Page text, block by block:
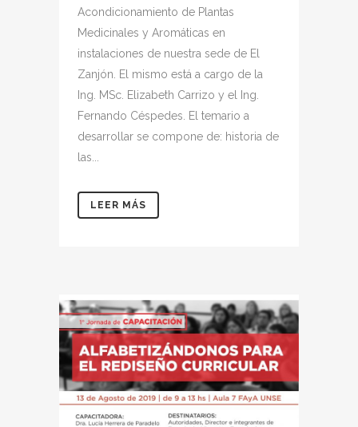
Acondicionamiento de Plantas
Medicinales y Aromáticas en
instalaciones de nuestra sede de El
Zanjón. El mismo está a cargo de la
Ing. MSc. Elizabeth Carrizo y el Ing.
Fernando Céspedes. El temario a
desarrollar se compone de: historia de
las...
LEER MÁS